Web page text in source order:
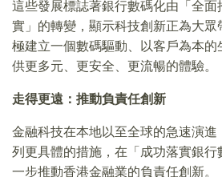
這些發展標誌著銀行數碼化由「全面
實」的轉變，顯示科技創新正為大
極建立一個數碼驅動、以客戶為本的
供更多元、更安全、更流暢的體驗。
走得更遠：推動負責任創新
金融科技在本地以至全球的急速演進
列更具體的措施，在「成功落實銀行
一步推動香港金融業的負責任創新。